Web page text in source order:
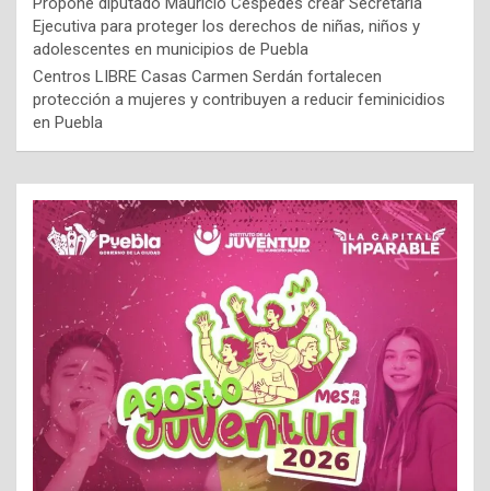
Ejecutiva para proteger los derechos de niñas, niños y
adolescentes en municipios de Puebla
Centros LIBRE Casas Carmen Serdán fortalecen
protección a mujeres y contribuyen a reducir feminicidios
en Puebla